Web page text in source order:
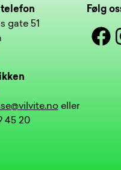
gate 51
eller
45 20
Følg